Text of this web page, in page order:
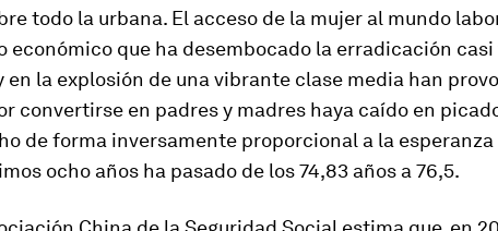
todo la urbana. El acceso de la mujer al mundo
económico que ha desembocado la erradicación
en la explosión de una vibrante clase media han
convertirse en padres y madres haya caído en
de forma inversamente proporcional a la esperanza
ocho años ha pasado de los 74,83 años a 76,5.